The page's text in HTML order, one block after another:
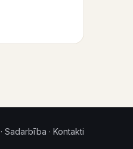
· Sadarbība · Kontakti